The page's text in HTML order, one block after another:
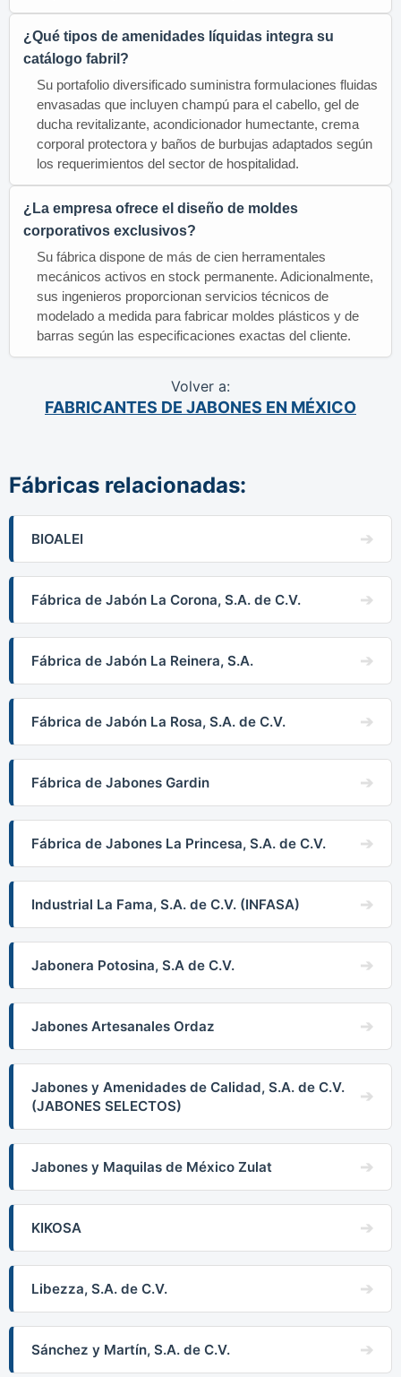
¿Qué tipos de amenidades líquidas integra su
catálogo fabril?
Su portafolio diversificado suministra formulaciones fluidas
envasadas que incluyen champú para el cabello, gel de
ducha revitalizante, acondicionador humectante, crema
corporal protectora y baños de burbujas adaptados según
los requerimientos del sector de hospitalidad.
¿La empresa ofrece el diseño de moldes
corporativos exclusivos?
Su fábrica dispone de más de cien herramentales
mecánicos activos en stock permanente. Adicionalmente,
sus ingenieros proporcionan servicios técnicos de
modelado a medida para fabricar moldes plásticos y de
barras según las especificaciones exactas del cliente.
Volver a:
FABRICANTES DE JABONES EN MÉXICO
Fábricas relacionadas:
BIOALEI
Fábrica de Jabón La Corona, S.A. de C.V.
Fábrica de Jabón La Reinera, S.A.
Fábrica de Jabón La Rosa, S.A. de C.V.
Fábrica de Jabones Gardin
Fábrica de Jabones La Princesa, S.A. de C.V.
Industrial La Fama, S.A. de C.V. (INFASA)
Jabonera Potosina, S.A de C.V.
Jabones Artesanales Ordaz
Jabones y Amenidades de Calidad, S.A. de C.V.
(JABONES SELECTOS)
Jabones y Maquilas de México Zulat
KIKOSA
Libezza, S.A. de C.V.
Sánchez y Martín, S.A. de C.V.